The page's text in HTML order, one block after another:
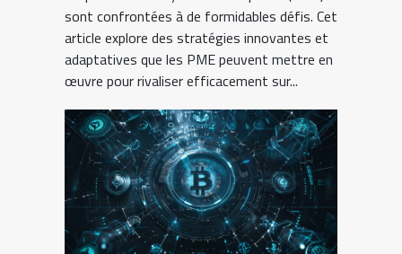
sont confrontées à de formidables défis. Cet
article explore des stratégies innovantes et
adaptatives que les PME peuvent mettre en
œuvre pour rivaliser efficacement sur...